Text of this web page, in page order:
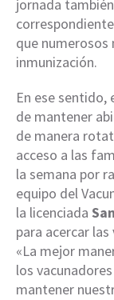
jornada
que numerosos
inmunización.
En ese
de mantener
de manera
acceso a las
la semana por
equipo del
la licenciada
para acercar
«La mejor
los
mantener